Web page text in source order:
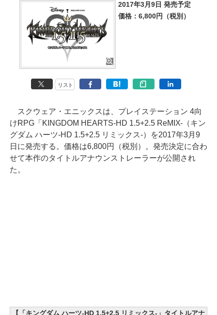
2017年3月9日 発売予定
価格：6,800円（税別）
リスト
スクウェア・エニックスは、プレイステーション 4向
けRPG「KINGDOM HEARTS-HD 1.5+2.5 ReMIX-（キン
グダム ハーツ-HD 1.5+2.5 リミックス-）を2017年3月9
日に発売する。価格は6,800円（税別）。発売決定に合わ
せて本作のタイトルアナウンストレーラーが公開され
た。
【「キングダム ハーツ-HD 1.5+2.5 リミックス-」タイトルアナ